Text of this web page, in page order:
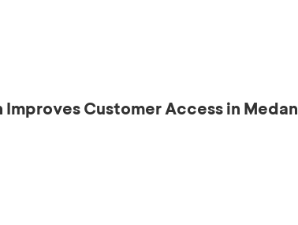
Improves Customer Access in Medan